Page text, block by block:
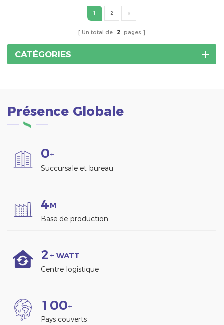
photovoltaïques.
résidentiel incliné ou un
toit de tuile incurvé
1 2
Un total de 2 pages
CATÉGORIES
Présence Globale
0+
Succursale et bureau
4M
Base de production
2 + WATT
Centre logistique
1 00+
Pays couverts